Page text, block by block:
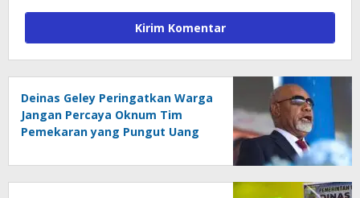
Deinas Geley Peringatkan Warga
Jangan Percaya Oknum Tim
Pemekaran yang Pungut Uang